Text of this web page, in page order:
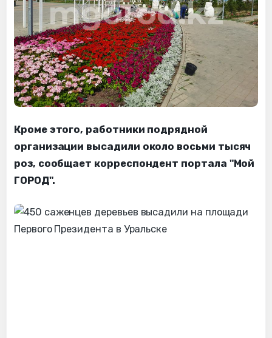
Кроме этого, работники подрядной
организации высадили около восьми тысяч
роз, сообщает корреспондент портала "Мой
ГОРОД".